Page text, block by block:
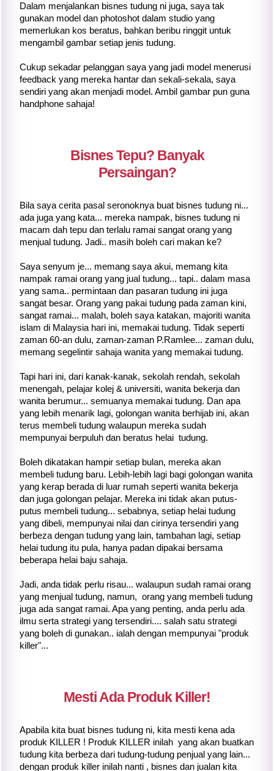
Dalam menjalankan bisnes tudung ni juga, saya tak
gunakan model dan photoshot dalam studio yang
memerlukan kos beratus, bahkan beribu ringgit untuk
mengambil gambar setiap jenis tudung.
Cukup sekadar pelanggan saya yang jadi model menerusi
feedback yang mereka hantar dan sekali-sekala, saya
sendiri yang akan menjadi model. Ambil gambar pun guna
handphone sahaja!
Bisnes Tepu? Banyak
Persaingan?
Bila saya cerita pasal seronoknya buat bisnes tudung ni...
ada juga yang kata... mereka nampak, bisnes tudung ni
macam dah tepu dan terlalu ramai sangat orang yang
menjual tudung. Jadi.. masih boleh cari makan ke?
Saya senyum je... memang saya akui, memang kita
nampak ramai orang yang jual tudung... tapi.. dalam masa
yang sama.. permintaan dan pasaran tudung ini juga
sangat besar. Orang yang pakai tudung pada zaman kini,
sangat ramai... malah, boleh saya katakan, majoriti wanita
islam di Malaysia hari ini, memakai tudung. Tidak seperti
zaman 60-an dulu, zaman-zaman P.Ramlee... zaman dulu,
memang segelintir sahaja wanita yang memakai tudung.
Tapi hari ini, dari kanak-kanak, sekolah rendah, sekolah
menengah, pelajar kolej & universiti, wanita bekerja dan
wanita berumur... semuanya memakai tudung. Dan apa
yang lebih menarik lagi, golongan wanita berhijab ini, akan
terus membeli tudung walaupun mereka sudah
mempunyai berpuluh dan beratus helai tudung.
Boleh dikatakan hampir setiap bulan, mereka akan
membeli tudung baru. Lebih-lebih lagi bagi golongan wanita
yang kerap berada di luar rumah seperti wanita bekerja
dan juga golongan pelajar. Mereka ini tidak akan putus-
putus membeli tudung... sebabnya, setiap helai tudung
yang dibeli, mempunyai nilai dan cirinya tersendiri yang
berbeza dengan tudung yang lain, tambahan lagi, setiap
helai tudung itu pula, hanya padan dipakai bersama
beberapa helai baju sahaja.
Jadi, anda tidak perlu risau... walaupun sudah ramai orang
yang menjual tudung, namun, orang yang membeli tudung
juga ada sangat ramai. Apa yang penting, anda perlu ada
ilmu serta strategi yang tersendiri.... salah satu strategi
yang boleh di gunakan.. ialah dengan mempunyai "produk
killer"...
Mesti Ada Produk Killer!
Apabila kita buat bisnes tudung ni, kita mesti kena ada
produk KILLER ! Produk KILLER inilah yang akan buatkan
tudung kita berbeza dari tudung-tudung penjual yang lain...
dengan produk killer inilah nanti , bisnes dan jualan kita